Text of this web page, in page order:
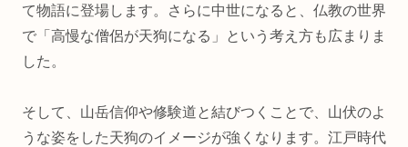
て物語に登場します。さらに中世になると、仏教の世界
で「高慢な僧侶が天狗になる」という考え方も広まりま
した。
そして、山岳信仰や修験道と結びつくことで、山伏のよ
うな姿をした天狗のイメージが強くなります。江戸時代